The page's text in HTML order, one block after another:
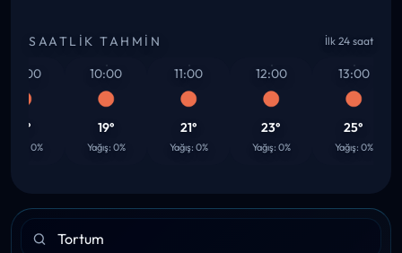
SAATLIK TAHMIN İlk 24 saat
10:00
19°
Yağış: 0%
11:00
21°
Yağış: 0%
12:00
23°
Yağış: 0%
13:00
25°
Yağış: 0%